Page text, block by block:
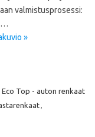
valmistusprosessi:
»
Eco Top - auton renkaat